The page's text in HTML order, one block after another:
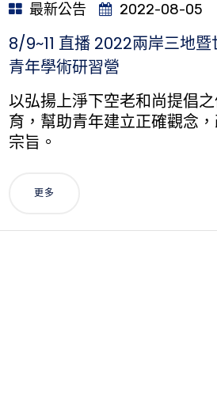
最新公告 2022-08-05
​8/9~11 直播 2022兩岸三地
青年學術研習營
以弘揚上淨下空老和尚提倡
育，幫助青年建立正確觀念
宗旨。
更多